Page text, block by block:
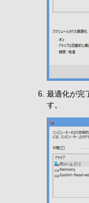
最適化が完
す。